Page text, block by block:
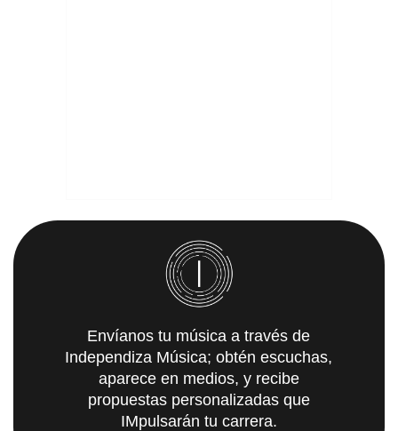
Envíanos tu música a través de
Independiza Música; obtén escuchas,
aparece en medios, y recibe
propuestas personalizadas que
IMpulsarán tu carrera.